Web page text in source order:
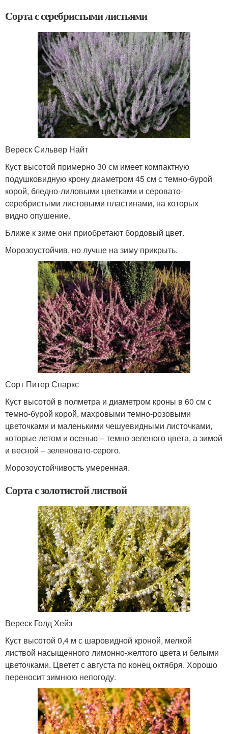
Сорта с серебристыми листьями
Вереск Сильвер Найт
Куст высотой примерно 30 см имеет компактную
подушковидную крону диаметром 45 см с темно-бурой
корой, бледно-лиловыми цветками и серовато-
серебристыми листовыми пластинами, на которых
видно опушение.
Ближе к зиме они приобретают бордовый цвет.
Морозоустойчив, но лучше на зиму прикрыть.
Сорт Питер Спаркс
Куст высотой в полметра и диаметром кроны в 60 см с
темно-бурой корой, махровыми темно-розовыми
цветочками и маленькими чешуевидными листочками,
которые летом и осенью – темно-зеленого цвета, а зимой
и весной – зеленовато-серого.
Морозоустойчивость умеренная.
Сорта с золотистой листвой
Вереск Голд Хейз
Куст высотой 0,4 м с шаровидной кроной, мелкой
листвой насыщенного лимонно-желтого цвета и белыми
цветочками. Цветет с августа по конец октября. Хорошо
переносит зимнюю непогоду.